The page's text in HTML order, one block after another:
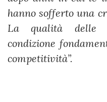
hanno sofferto una
La qualità delle
condizione
competitività”.